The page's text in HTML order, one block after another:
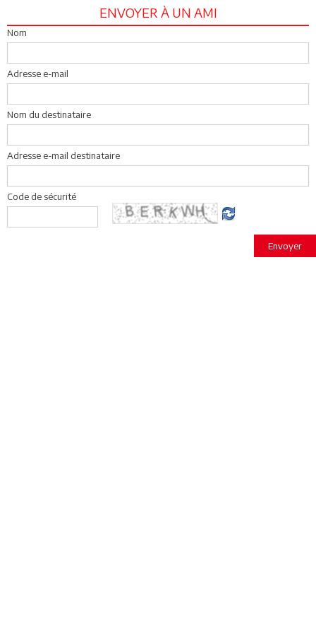
ENVOYER À UN AMI
Nom
Adresse e-mail
Nom du destinataire
Adresse e-mail destinataire
Code de sécurité
Envoyer